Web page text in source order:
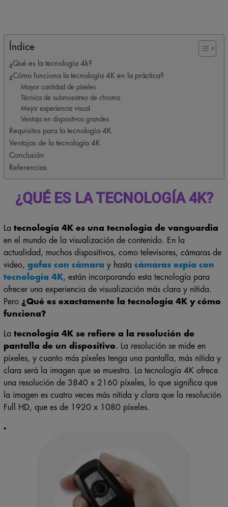
Índice
¿Qué es la tecnología 4k?
¿Cómo funciona la tecnología 4K en la práctica?
Mayor cantidad de píxeles
Técnica de submuestreo de chroma
Mejor experiencia visual
Ventaja en dispositivos grandes
Requisitos para la tecnología 4K
Ventajas de la tecnología 4K
Conclusión
Referencias
¿QUÉ ES LA TECNOLOGÍA 4K?
La tecnología 4K es una tecnología de vanguardia
en el mundo de la visualización de contenido. En la
actualidad, muchos dispositivos, como televisores, cámaras de
video, gafas con cámara y hasta cámaras espía con
tecnología 4K, están incorporando esta tecnología para
ofrecer una experiencia de visualización más clara y nítida.
Pero ¿Qué es exactamente la tecnología 4K y cómo
funciona?
La tecnología 4K se refiere a la resolución de
pantalla de un dispositivo. La resolución se mide en
píxeles, y cuanto más píxeles tenga una pantalla, más nítida y
clara será la imagen que se muestra. La tecnología 4K ofrece
una resolución de 3840 x 2160 píxeles, lo que significa que
la imagen es cuatro veces más nítida y clara que la resolución
Full HD, que es de 1920 x 1080 píxeles.